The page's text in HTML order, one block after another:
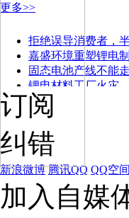
更多>>
拒绝误导消费者，
嘉盛环境重塑锂电
固态电池产线不能
锂电材料工厂火灾
订阅
纠错
新浪微博 腾讯QQ QQ空间
加入自媒